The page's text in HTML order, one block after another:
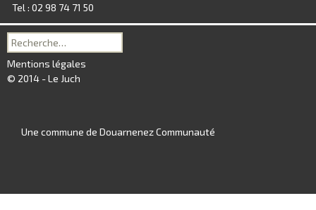
Tel : 02 98 74 71 50
Recherche
pour :
Mentions légales
© 2014 - Le Juch
Une commune de Douarnenez Communauté